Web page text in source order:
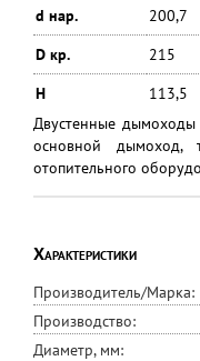
d нар.
200,7
D кр.
215
H
113,5
Двустенные
основной
отопительного
Характеристики
Производитель/Марка:
Производство:
Диаметр, мм: